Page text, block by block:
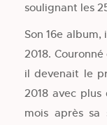
soulignant les
Son 16e album,
2018.
il devenait le
2018 avec
mois après sa